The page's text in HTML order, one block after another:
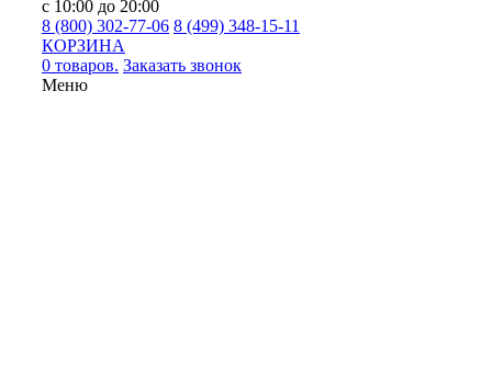
с 10:00 до 20:00
8 (800) 302-77-06 8 (499) 348-15-11
КОРЗИНА
0 товаров. Заказать звонок
Меню